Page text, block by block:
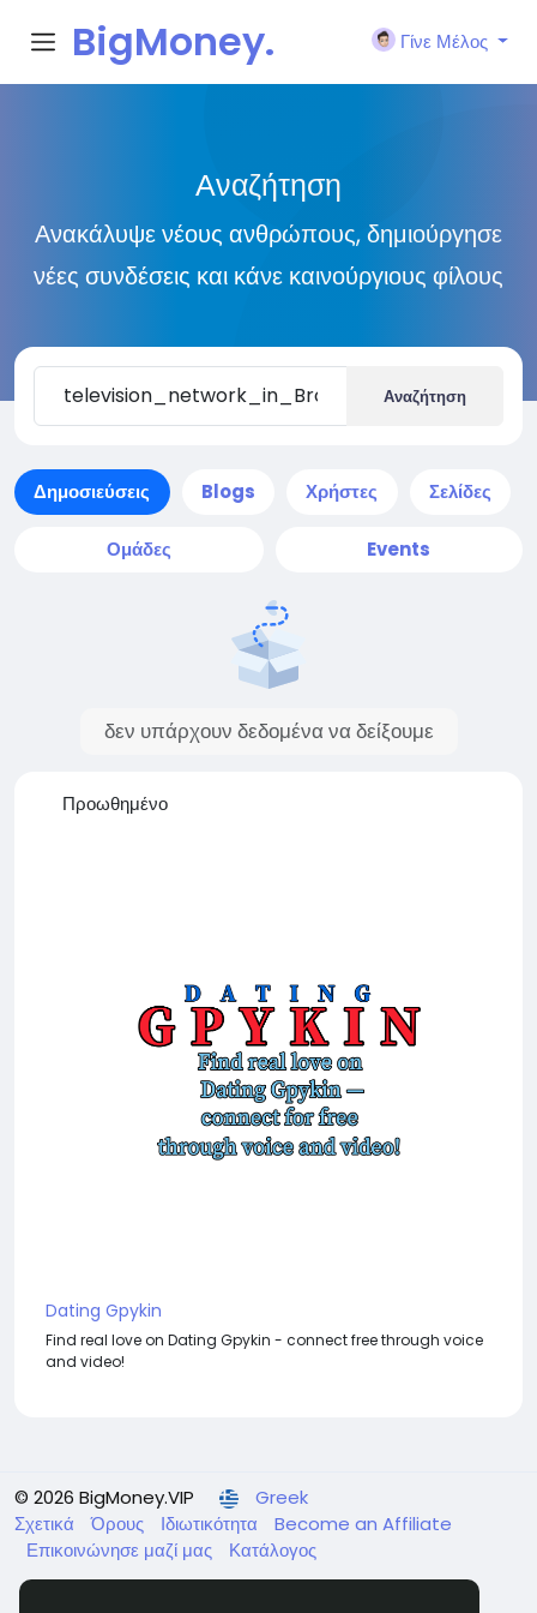
BigMoney.
Γίνε Μέλος
Αναζήτηση
Ανακάλυψε νέους ανθρώπους, δημιούργησε
νέες συνδέσεις και κάνε καινούργιους φίλους
Αναζήτηση
Δημοσιεύσεις Blogs Χρήστες Σελίδες
Ομάδες Events
δεν υπάρχουν δεδομένα να δείξουμε
Προωθημένο
Dating Gpykin
Find real love on Dating Gpykin - connect free through voice
and video!
© 2026 BigMoney.VIP
Greek
Σχετικά
Όρους Ιδιωτικότητα
Become an Affiliate
Επικοινώνησε μαζί μας
Κατάλογος